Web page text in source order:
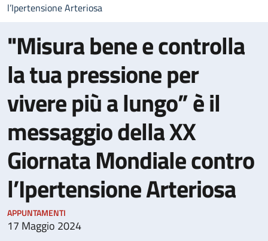
l’Ipertensione Arteriosa
"Misura bene e controlla
la tua pressione per
vivere più a lungo” è il
messaggio della XX
Giornata Mondiale contro
l’Ipertensione Arteriosa
APPUNTAMENTI
17 Maggio 2024